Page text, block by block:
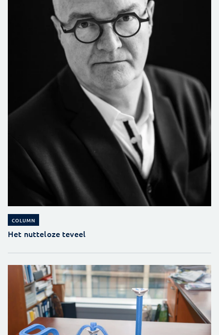
COLUMN
Het nutteloze teveel